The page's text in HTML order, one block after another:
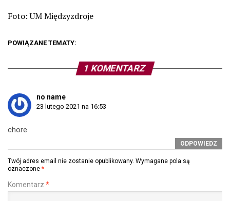
Foto: UM Międzyzdroje
POWIĄZANE TEMATY:
1 KOMENTARZ
no name
23 lutego 2021 na 16:53
chore
ODPOWIEDZ
Twój adres email nie zostanie opublikowany. Wymagane pola są
oznaczone *
Komentarz *